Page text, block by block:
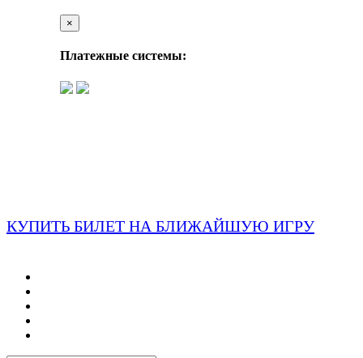
×
Платежные системы:
КУПИТЬ БИЛЕТ НА БЛИЖАЙШУЮ ИГРУ